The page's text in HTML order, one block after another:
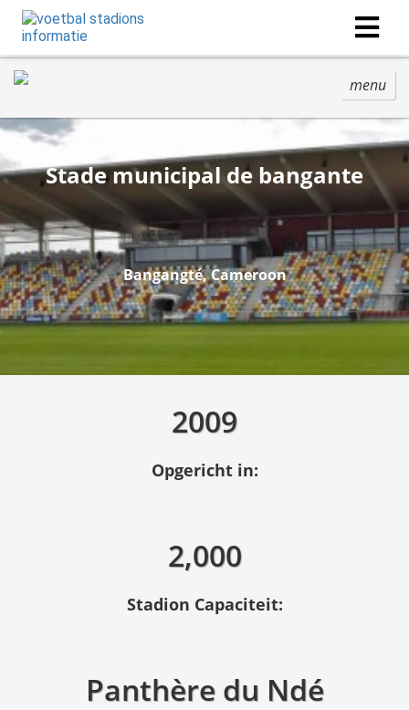
menu
Stade municipal de bangante
Bangangté, Cameroon
2009
Opgericht in:
2,000
Stadion Capaciteit:
Panthère du Ndé